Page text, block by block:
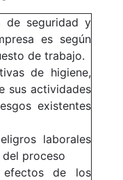
de seguridad y
es según
de trabajo.
de higiene,
sus actividades
existentes
laborales
proceso
efectos de los